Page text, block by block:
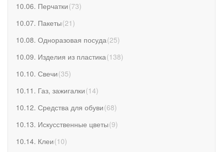
10.06. Перчатки(73)
10.07. Пакеты(21 )
10.08. Одноразовая посуда(25)
10.09. Изделия из пластика(138)
10.10. Свечи(35)
10.11. Газ, зажигалки(14)
10.12. Средства для обуви(68)
10.13. Искусственные цветы(9)
10.14. Клеи(10)